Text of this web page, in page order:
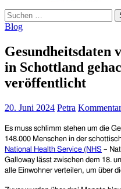
Suchen
nach:
Blog
Gesundheitsdaten
in Schottland
veröffentlicht
20. Juni 2024 Petra
Es muss schlimm stehen um die
148.000 Menschen in der
National Health Service (NHS –
Galloway lässt zwischen dem 18.
alle Einwohner verteilen, um über